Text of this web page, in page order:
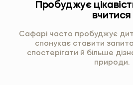
Пробуджує
вчитися
Сафарі часто пробуджує
спонукає ставити
спостерігати й більше
природи.